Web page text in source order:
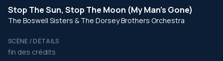
Stop The Sun, Stop The Moon (My Man's Gone)
The Boswell Sisters & The Dorsey Brothers Orchestra
SCÈNE / DÉTAILS
fin des crédits